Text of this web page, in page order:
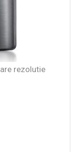
rezolutie